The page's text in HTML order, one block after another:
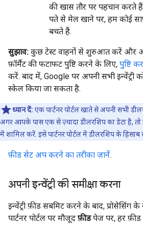
की खास तौर पर पहचान करते
पते से मेल खाने पर, हम कोई
बचते हैं.
सुझाव: कुछ टेस्ट वाहनों से शुरुआत करें और
फ़ॉर्मैट की फटाफट पुष्टि करने के लिए, पुष्टि
करें. बाद में, Google पर अपनी सभी इन्वेंट्री
स्केल किया जा सकता है.
ध्यान दें: एक पार्टनर पोर्टल खाते से अपनी सभी
अगर आपके पास एक से ज़्यादा डीलरशिप का डेटा है,
में शामिल करें. इसे पार्टनर पोर्टल में डीलरशिप के हिसाब
फ़ीड सेट अप करने का तरीका जानें.
अपनी इन्वेंट्री की समीक्षा करना
इन्वेंट्री फ़ीड सबमिट करने के बाद,
पार्टनर पोर्टल पर मौजूद फ़ीडपेज पर, हर फ़ीड